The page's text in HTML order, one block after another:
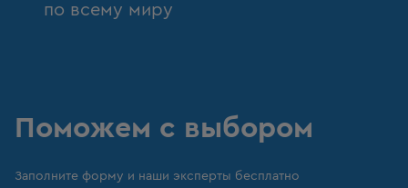
по всему миру
Поможем с выбором
Заполните форму и наши эксперты бесплатно